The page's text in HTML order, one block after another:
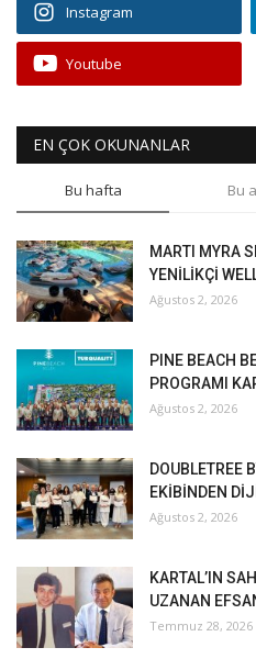
Instagram
Youtube
EN ÇOK OKUNANLAR
Bu hafta Bu
MARTI MYRA
YENİLİKÇİ
Ağustos 2, 2026
PINE BEACH
PROGRAMI
Ağustos 2, 2026
DOUBLETREE
EKİBİNDEN
Ağustos 2, 2026
KARTAL’IN
UZANAN
Temmuz 28, 2026